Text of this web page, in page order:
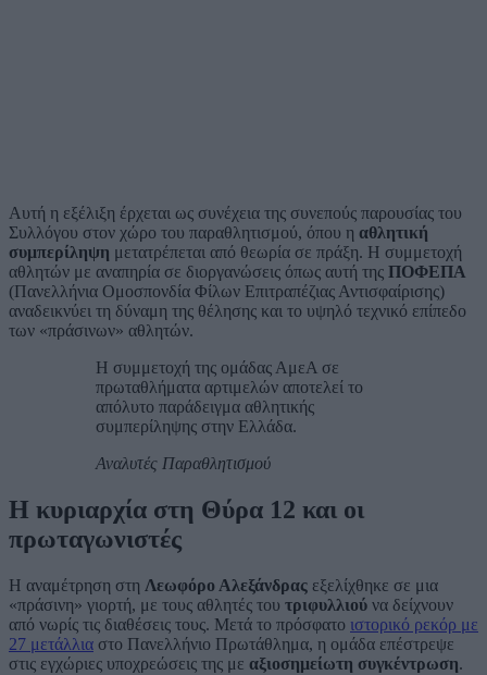
Αυτή η εξέλιξη έρχεται ως συνέχεια της συνεπούς παρουσίας του
Συλλόγου στον χώρο του παραθλητισμού, όπου η αθλητική
συμπερίληψη μετατρέπεται από θεωρία σε πράξη. Η συμμετοχή
αθλητών με αναπηρία σε διοργανώσεις όπως αυτή της ΠΟΦΕΠΑ
(Πανελλήνια Ομοσπονδία Φίλων Επιτραπέζιας Αντισφαίρισης)
αναδεικνύει τη δύναμη της θέλησης και το υψηλό τεχνικό επίπεδο
των «πράσινων» αθλητών.
Η συμμετοχή της ομάδας ΑμεΑ σε
πρωταθλήματα αρτιμελών αποτελεί το
απόλυτο παράδειγμα αθλητικής
συμπερίληψης στην Ελλάδα.
Αναλυτές Παραθλητισμού
Η κυριαρχία στη Θύρα 12 και οι
πρωταγωνιστές
Η αναμέτρηση στη Λεωφόρο Αλεξάνδρας εξελίχθηκε σε μια
«πράσινη» γιορτή, με τους αθλητές του τριφυλλιού να δείχνουν
από νωρίς τις διαθέσεις τους. Μετά το πρόσφατο ιστορικό ρεκόρ με
27 μετάλλια στο Πανελλήνιο Πρωτάθλημα, η ομάδα επέστρεψε
στις εγχώριες υποχρεώσεις της με αξιοσημείωτη συγκέντρωση.